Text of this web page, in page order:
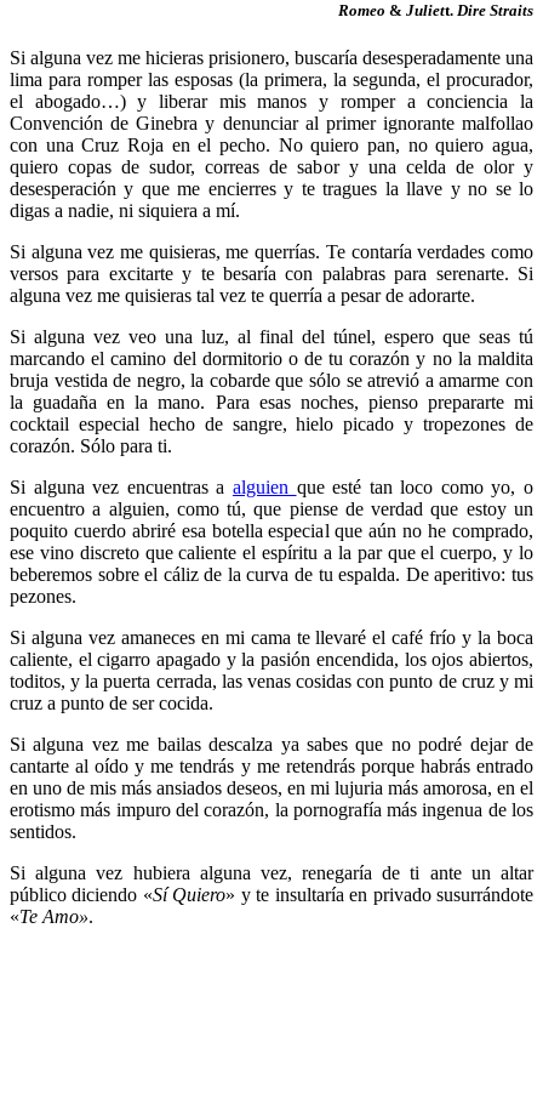
Romeo & Juliett. Dire Straits
Si alguna vez me hicieras prisionero, buscaría desesperadamente una
lima para romper las esposas (la primera, la segunda, el procurador,
el abogado…) y liberar mis manos y romper a conciencia la
Convención de Ginebra y denunciar al primer ignorante malfollao
con una Cruz Roja en el pecho. No quiero pan, no quiero agua,
quiero copas de sudor, correas de sabor y una celda de olor y
desesperación y que me encierres y te tragues la llave y no se lo
digas a nadie, ni siquiera a mí.
Si alguna vez me quisieras, me querrías. Te contaría verdades como
versos para excitarte y te besaría con palabras para serenarte. Si
alguna vez me quisieras tal vez te querría a pesar de adorarte.
Si alguna vez veo una luz, al final del túnel, espero que seas tú
marcando el camino del dormitorio o de tu corazón y no la maldita
bruja vestida de negro, la cobarde que sólo se atrevió a amarme con
la guadaña en la mano. Para esas noches, pienso prepararte mi
cocktail especial hecho de sangre, hielo picado y tropezones de
corazón. Sólo para ti.
Si alguna vez encuentras a alguien que esté tan loco como yo, o
encuentro a alguien, como tú, que piense de verdad que estoy un
poquito cuerdo abriré esa botella especial que aún no he comprado,
ese vino discreto que caliente el espíritu a la par que el cuerpo, y lo
beberemos sobre el cáliz de la curva de tu espalda. De aperitivo: tus
pezones.
Si alguna vez amaneces en mi cama te llevaré el café frío y la boca
caliente, el cigarro apagado y la pasión encendida, los ojos abiertos,
toditos, y la puerta cerrada, las venas cosidas con punto de cruz y mi
cruz a punto de ser cocida.
Si alguna vez me bailas descalza ya sabes que no podré dejar de
cantarte al oído y me tendrás y me retendrás porque habrás entrado
en uno de mis más ansiados deseos, en mi lujuria más amorosa, en el
erotismo más impuro del corazón, la pornografía más ingenua de los
sentidos.
Si alguna vez hubiera alguna vez, renegaría de ti ante un altar
público diciendo «Sí Quiero» y te insultaría en privado susurrándote
«Te Amo».